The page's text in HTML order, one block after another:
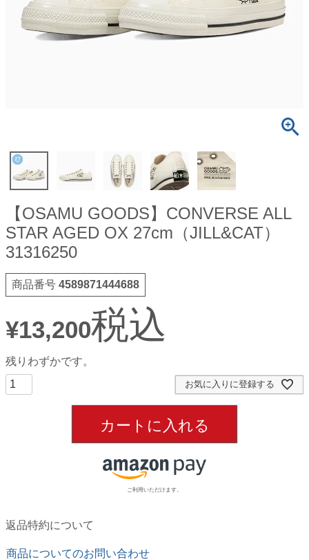
【OSAMU GOODS】CONVERSE ALL
STAR AGED OX 27cm（JILL&CAT）
31316250
商品番号 4589871444688
¥13,200税込
残りわずかです。
お気に入りに登録する
カートに入れる
ご利用いただけます。
返品特約について
商品についてのお問い合わせ